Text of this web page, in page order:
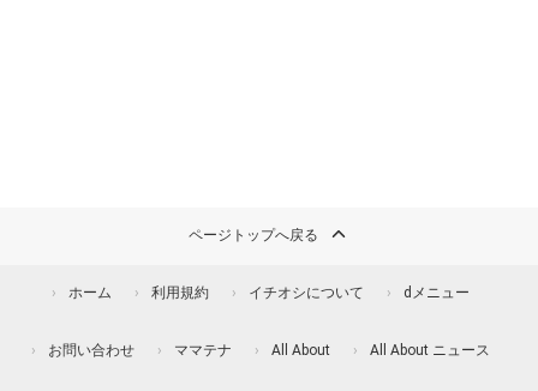
ページトップへ戻る
ホーム 利用規約 イチオシについて dメニュー
お問い合わせ ママテナ All About All About ニュース